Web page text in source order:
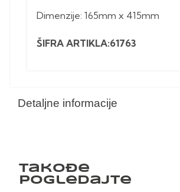
Detaljne informacije
Dimenzije: 165mm x 415mm
ŠIFRA ARTIKLA:61763
Takođe
pogledajte